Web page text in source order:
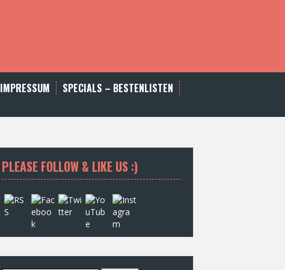
IMPRESSUM
SPECIALS – BESTENLISTEN
PLEASE FOLLOW & LIKE US :)